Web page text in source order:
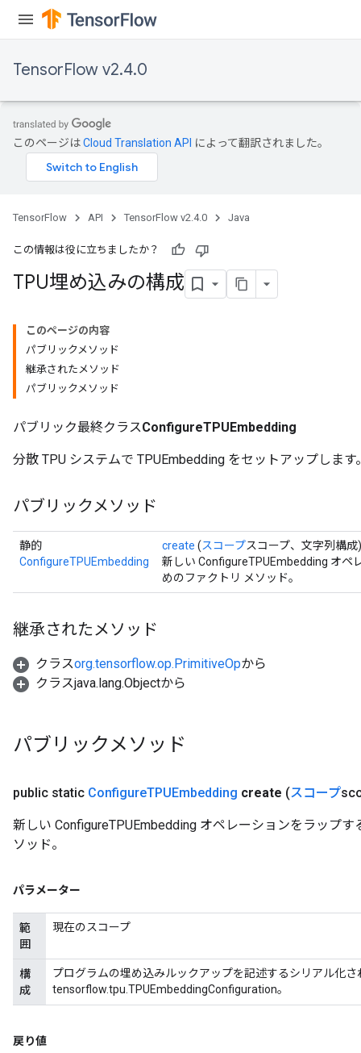
TensorFlow v2.4.0
このページはCloud Translation API によって翻訳されました。
TensorFlow API TensorFlow v2.4.0 Java
この情報は役に立ちましたか？
TPU埋め込みの構成
このページの内容
パブリックメソッド
継承されたメソッド
パブリックメソッド
パブリック最終クラスConfigureTPUEmbedding
分散 TPU システムで TPUEmbedding をセットアップします
パブリックメソッド
静的
ConfigureTPUEmbedding
create (スコープスコープ、文字列構成)
新しい ConfigureTPUEmbedding オペ
めのファクトリ メソッド。
継承されたメソッド
クラスorg.tensorflow.op.PrimitiveOpから
クラスjava.lang.Objectから
パブリックメソッド
public static ConfigureTPUEmbedding create (スコープ
新しい ConfigureTPUEmbedding オペレーションをラップ
ソッド。
パラメーター
範
囲
現在のスコープ
構
成
プログラムの埋め込みルックアップを記述するシリアル化さ
tensorflow.tpu.TPUEmbeddingConfiguration。
戻り値